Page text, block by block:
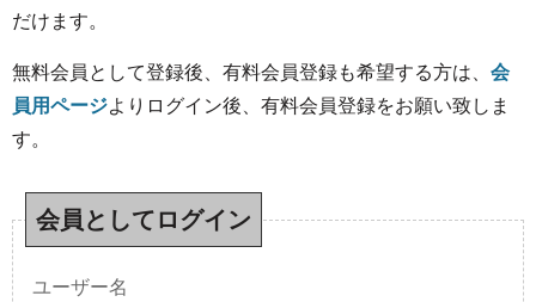
だけます。
無料会員として登録後、有料会員登録も希望する方は、 会
員用ページよりログイン後、有料会員登録をお願い致しま
す。
会員としてログイン
ユーザー名